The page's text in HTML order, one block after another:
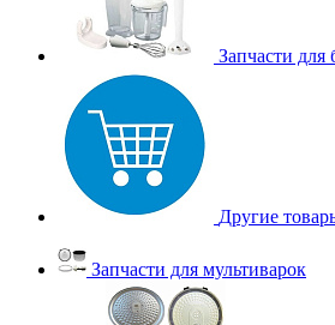
Запчасти для
Другие
Запчасти для мультиварок